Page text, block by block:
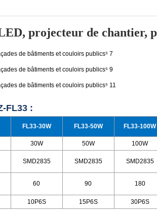
projecteur de chantier,
FL33 :
FL33-30W FL33-50W FL33-100W
30W 50W
100W
SMD2835 SMD2835 SMD2835
60 90 180
10P6S 15P6S
30P6S